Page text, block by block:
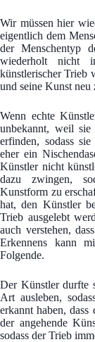
Wir müssen hier
eigentlich dem
der Menschentyp
wiederholt nicht
künstlerischer Trieb
und seine Kunst neu
Wenn echte
unbekannt, weil
erfinden, sodass
eher ein
Künstler nicht
dazu zwingen,
Kunstform zu
hat, den Künstler
Trieb ausgelebt
auch verstehen,
Erkennens kann
Folgende.
Der Künstler durfte
Art ausleben,
erkannt haben,
der angehende
sodass der Trieb